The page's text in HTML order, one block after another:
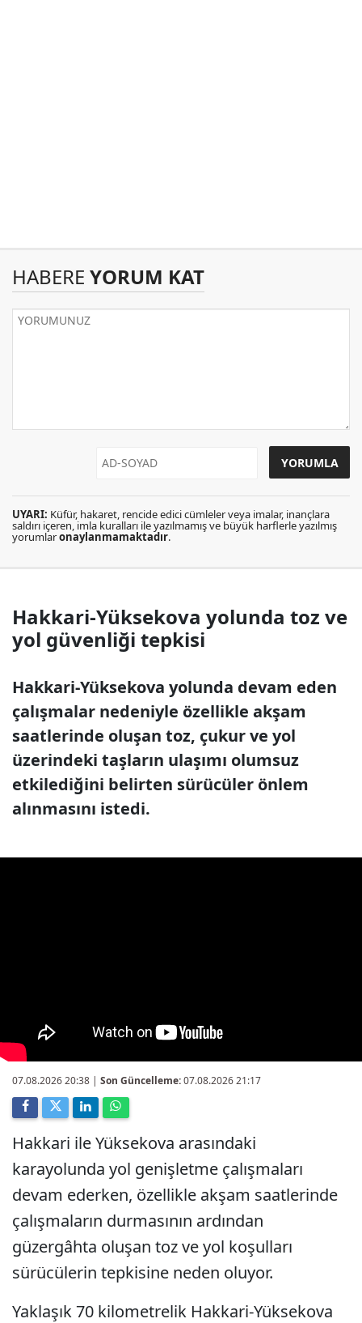
HABERE YORUM KAT
UYARI: Küfür, hakaret, rencide edici cümleler veya imalar, inançlara
saldırı içeren, imla kuralları ile yazılmamış ve büyük harflerle yazılmış
yorumlaronaylanmamaktadır.
Hakkari-Yüksekova yolunda toz ve
yol güvenliği tepkisi
Hakkari-Yüksekova yolunda devam eden
çalışmalar nedeniyle özellikle akşam
saatlerinde oluşan toz, çukur ve yol
üzerindeki taşların ulaşımı olumsuz
etkilediğini belirten sürücüler önlem
alınmasını istedi.
07.08.2026 20:38 | Son Güncelleme:07.08.2026 21:17
Hakkari ile Yüksekova arasındaki
karayolunda yol genişletme çalışmaları
devam ederken, özellikle akşam saatlerinde
çalışmaların durmasının ardından
güzergâhta oluşan toz ve yol koşulları
sürücülerin tepkisine neden oluyor.
Yaklaşık 70 kilometrelik Hakkari-Yüksekova